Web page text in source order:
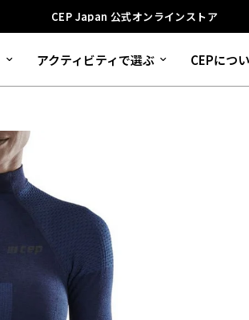
CEP Japan 公式オンラインストア
アクティビティで選ぶ CEPにつ